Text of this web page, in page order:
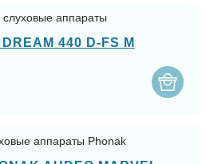
аппараты
440 D-FS M
аппараты Phonak